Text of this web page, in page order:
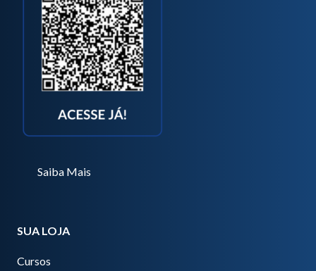
Saiba Mais
SUA LOJA
Cursos